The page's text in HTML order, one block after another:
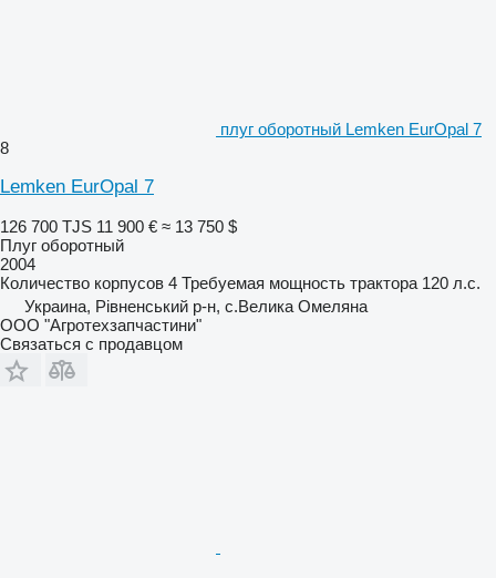
плуг оборотный Lemken EurOpal 7
8
Lemken EurOpal 7
126 700 TJS 11 900 € ≈ 13 750 $
Плуг оборотный
2004
Количество корпусов 4 Требуемая мощность трактора 120 л.с.
Украина, Рівненський р-н, с.Велика Омеляна
ООО "Агротехзапчастини"
Связаться с продавцом